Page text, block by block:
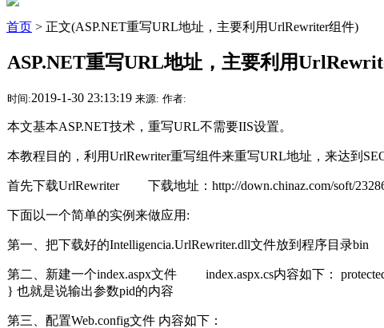
首页 > 正文(ASP.NET重写URL地址，主要利用UrlRewriter组件)
ASP.NET重写URL地址，主要利用
时间:2019-1-30 23:13:19 来源: 作者:
本文基本ASP.NET技术，重写URL不需要IIS设置。
本教程目的，利用UrlRewriter重写组件来重写URL地址，来达
首先下载UrlRewriter 下载地址：http://down.chinaz.com/soft/
下面以一个简单的实例来做应用:
第一、把下载好的Intelligencia.UrlRewriter.dll文件放到程序目
第二、新建一个index.aspx文件 index.aspx.cs内容如下： protected
} 也就是说输出参数pid的内容
第三、配置Web.config文件 内容如下：